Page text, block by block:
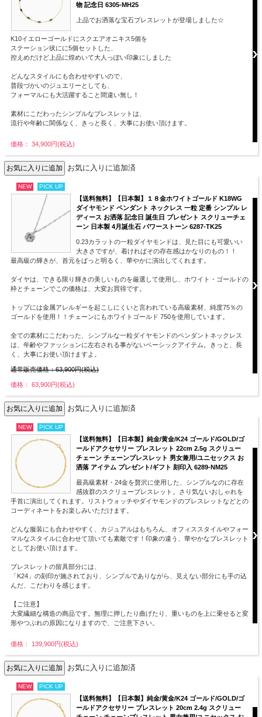
物 記念日 6305-MH25
上品でお洒落な宝石ブレスレットが登場しました☆
K10イエローゴールドにスクエアオニキス5個を
ステーション状にに5個セットした、
控えめだけど上品に煌めいて大人っぽい印象にしました
どんなスタイルにも合わせやすいので、
普段づかいのジュエリーとしても、
フォーマルにも大活躍すること間違い無し！
素材にこだわったシンプルなブレスレットは、
流行や年齢に関係なく、きっと長く、大事にお使い頂けます。
価格： 34,900円(税込)
お気に入りに追加済
NEW PICK UP
【送料無料】【日本製】１８金ホワイトゴールド K18WG
ダイヤモンド ペンダント ネックレス 一粒 定番 シンプル レ
ディース お洒落 記念日 誕生日 プレゼント スクリューチェ
ーン 日本製 4月誕生石 パワーストーン 6287-TK25
0.23カラットの一粒ダイヤモンドは、見た目にも可愛いい
大きさですが、着ければその存在感はかなりのもの！！
最高級の輝きが、首元をぱっと明るく、華やかに演出してくれます。
ダイヤは、できる限り輝きの美しいものを厳選して使用し、ホワイト・ゴールドの
枠とチェーンでこの価格は、大変お買得です。
トップには金属アレルギーを起こしにくいと言われている高級素材、純度75％の
ゴールドを使用！！チェーンにもホワイトゴールド 750を使用しています。
全ての素材にこだわった、シンプルな一粒ダイヤモンドのペンダントネックレス
は、年齢やファッションに左右される事がないベーシックアイテム。きっと、長
く、大事にお使い頂けますよ。
通常販売価格：63,900円(税込)
価格： 63,900円(税込)
お気に入りに追加済
NEW PICK UP
【送料無料】【日本製】純金/黄金/K24 ゴールド/GOLD/ゴ
ールドアクセサリー ブレスレット 22cm 2.5g スクリュー
チェーン チェーンブレスレット 男女兼用/ユニセックス お
洒落 アイテム プレゼント/ギフト 刻印入 6289-NM25
最高級素材・24金を贅沢に使用した、シンプルなのに存在
感抜群のスクリューブレスレット。さり気ないおしゃれを
手首に演出してくれます。リストウォッチやダイヤモンドのブレスレットなどとの
コーディネートをお楽しみいただけます。
どんな服装にも合わせやすく、カジュアルはもちろん、オフィススタイルやフォー
マルなスタイルに合わせて頂いても素敵です！印象の違う、華やかなブレスレット
としてお使い頂けます。
ブレスレットの留具部分には、
「K24」の刻印が施されており、シンプルでありながら、見えない部分にも手の込
んだ、こだわりを感じます。
【ご注意】
大変繊細な構造の商品です。無理に押したり曲げたり、重いものを上に乗せると変
形やつぶれの原因になりますので、ご注意下さい。
価格： 139,900円(税込)
お気に入りに追加済
NEW PICK UP
【送料無料】【日本製】純金/黄金/K24 ゴールド/GOLD/ゴ
ールドアクセサリー ブレスレット 20cm 2.4g スクリュー